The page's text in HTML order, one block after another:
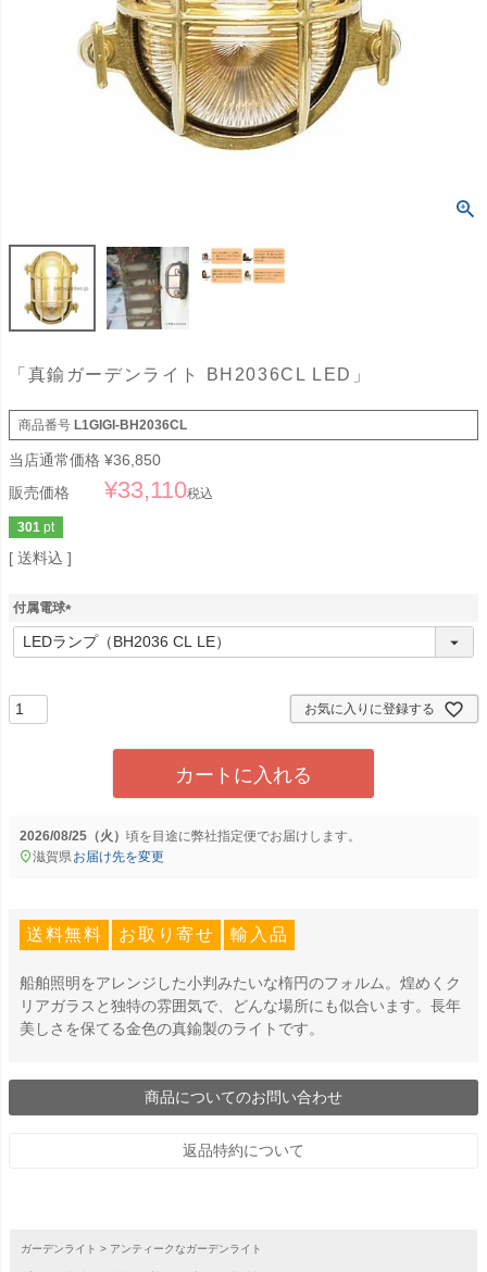
「真鍮ガーデンライト BH2036CL LED」
商品番号 L1GIGI-BH2036CL
当店通常価格 ¥36,850
販売価格
¥33,110税込
301 pt
送料込
付属電球
(
必
お気に入りに登録する
カートに入れる
2026/08/25（火） に弊社指定便でお届けします。
滋賀県お届け先を変更
送料無料 お取り寄せ 輸入品
船舶照明をアレンジした小判みたいな楕円のフォルム。煌めくク
リアガラスと独特の雰囲気で、どんな場所にも似合います。長年
美しさを保てる金色の真鍮製のライトです。
商品についてのお問い合わせ
返品特約について
ガーデンライト アンティークなガーデンライト